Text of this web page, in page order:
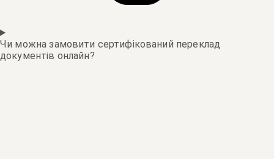
Чи можна замовити сертифікований переклад
документів онлайн?